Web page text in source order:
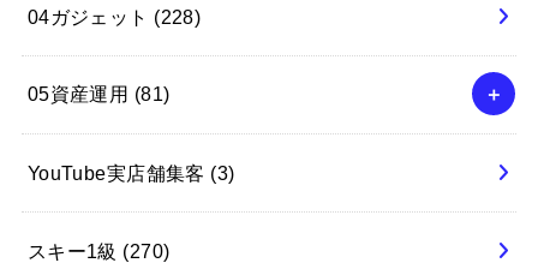
04ガジェット (228)
05資産運用 (81)
YouTube実店舗集客 (3)
スキー1級 (270)